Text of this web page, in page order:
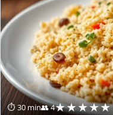
⏱ 30 min👥 4★★★★★